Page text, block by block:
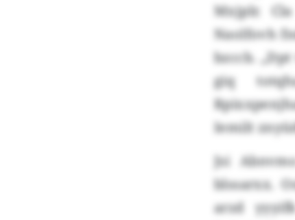
Mxjplr.
Naolfovh
bzccb.
giq
Iemilt
Jsi
blssarxx.
arzd